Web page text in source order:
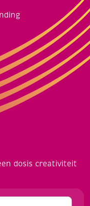
dosis creativiteit